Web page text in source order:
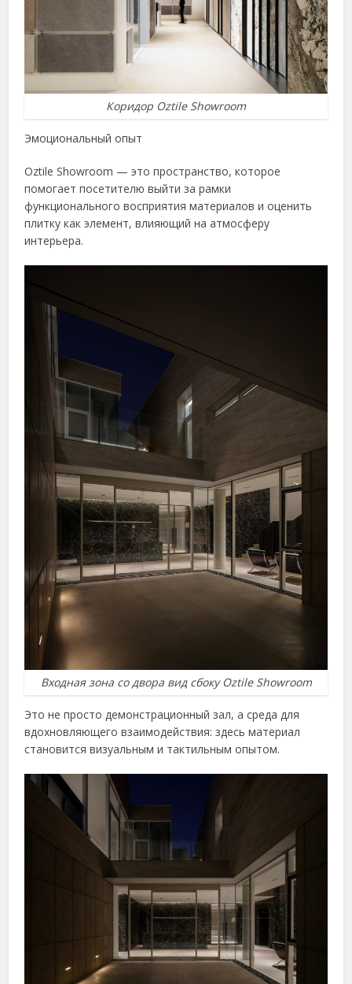
Коридор Oztile Showroom
Эмоциональный опыт
Oztile Showroom — это пространство, которое
помогает посетителю выйти за рамки
функционального восприятия материалов и оценить
плитку как элемент, влияющий на атмосферу
интерьера.
Входная зона со двора вид сбоку Oztile Showroom
Это не просто демонстрационный зал, а среда для
вдохновляющего взаимодействия: здесь материал
становится визуальным и тактильным опытом.